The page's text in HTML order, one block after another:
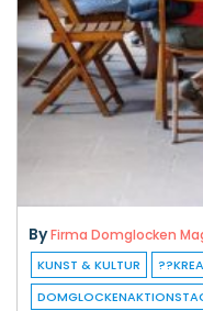
FAMILIENPROGRAMM